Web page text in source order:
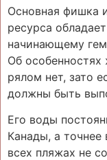
Основная фишка
ресурса
начинающему
Об
рялом нет, зато
должны быть
Его воды
Канады, а
всех пляжах не